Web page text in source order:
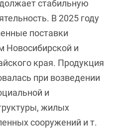
стабильную
В 2025 году
поставки
Новосибирской и
края. Продукция
при возведении
и
жилых
сооружений и т.